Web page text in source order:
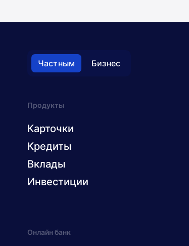
Частным Бизнес
Продукты
Карточки
Кредиты
Вклады
Инвестиции
Онлайн банк